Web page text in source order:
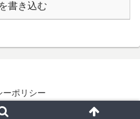
書き込む
ーポリシー
レノテラコヤ.